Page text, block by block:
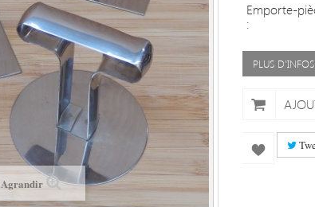
Agrandir
Emporte-
:
PLUS D'INFOS